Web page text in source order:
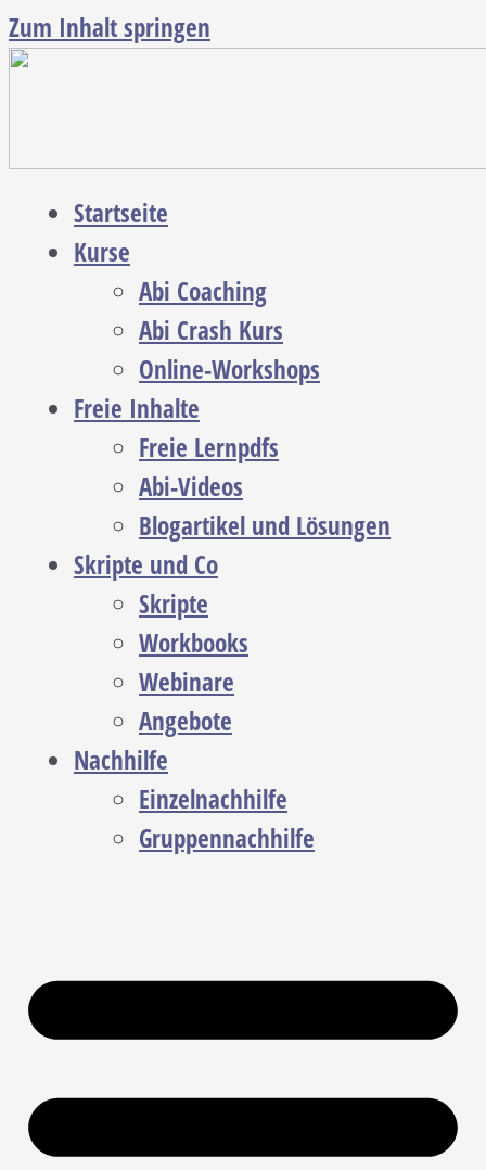
Zum Inhalt springen
Startseite
Kurse
Abi Coaching
Abi Crash Kurs
Online-Workshops
Freie Inhalte
Freie Lernpdfs
Abi-Videos
Blogartikel und Lösungen
Skripte und Co
Skripte
Workbooks
Webinare
Angebote
Nachhilfe
Einzelnachhilfe
Gruppennachhilfe